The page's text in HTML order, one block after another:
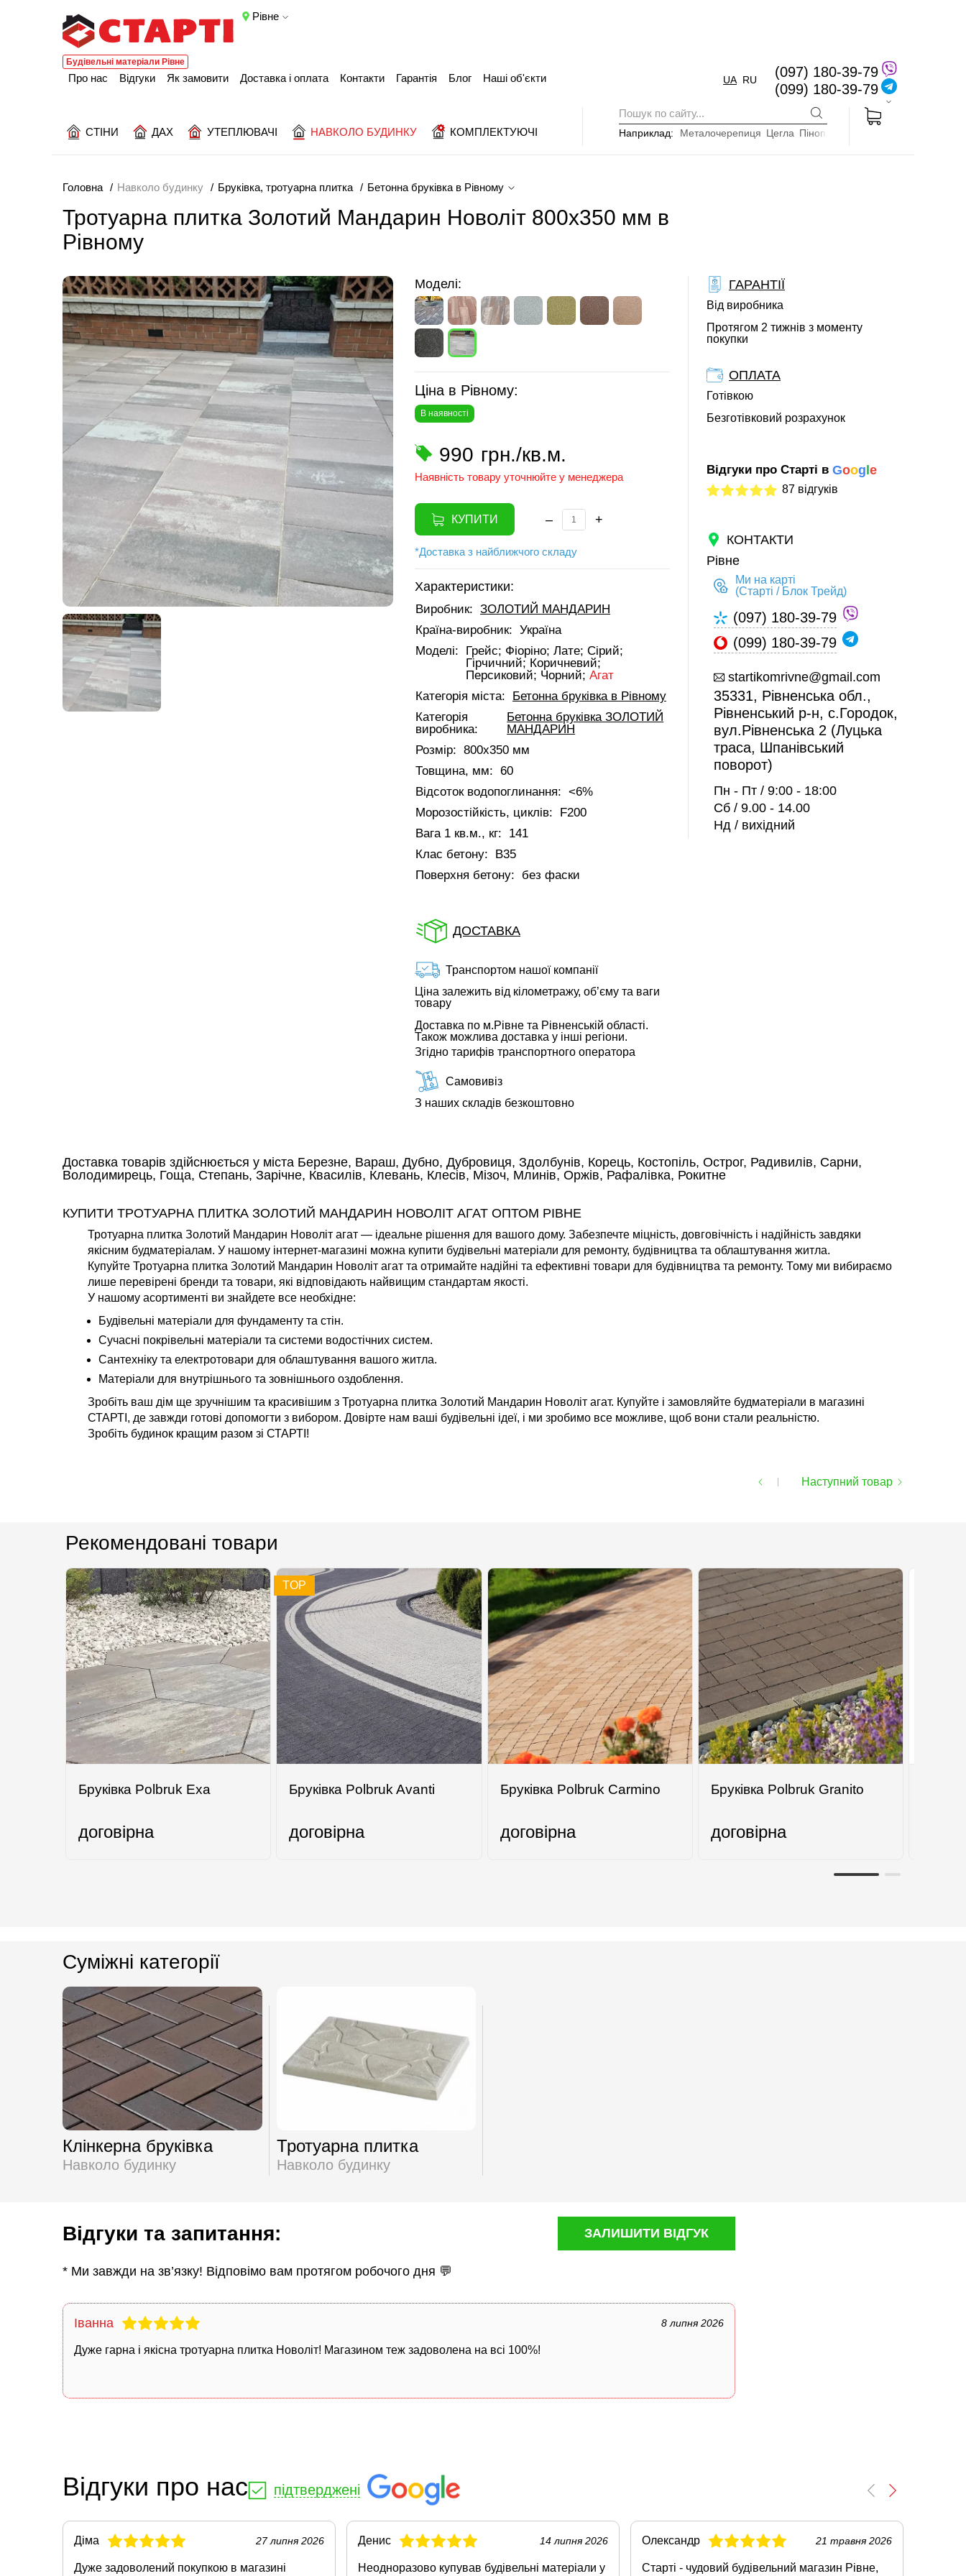
Рівне
Будівельні матеріали Рівне
Наприклад: Металочерепиця Цегла Пінопласт
СТІНИ ДАХ УТЕПЛЮВАЧІ НАВКОЛО БУДИНКУ КОМПЛЕКТУЮЧІ
(097) 180-39-79
(099) 180-39-79
Про нас Відгуки Як замовити Доставка і оплата Контакти Гарантія Блог Наші об'єкти UA RU
Головна Навколо будинку Бруківка, тротуарна плитка Бетонна бруківка в Рівному
Тротуарна плитка Золотий Мандарин Новоліт 800х350 мм в
Рівному
Моделі:
Ціна в Рівному:
В наявності
990 грн./кв.м.
Наявність товару уточнюйте у менеджера
КУПИТИ – +
*Доставка з найближчого складу
Характеристики:
Виробник: ЗОЛОТИЙ МАНДАРИН
Країна-виробник: Україна
Моделі:
Грейс; Фіоріно; Лате; Сірий;
Гірчичний; Коричневий;
Персиковий; Чорний; Агат
Категорія міста:
Бетонна бруківка в Рівному
Категорія
виробника:
Бетонна бруківка ЗОЛОТИЙ
МАНДАРИН
Розмір: 800х350 мм
Товщина, мм: 60
Відсоток водопоглинання: <6%
Морозостійкість, циклів:
F200
Вага 1 кв.м., кг:
141
Клас бетону:
В35
Поверхня бетону:
без фаски
ДОСТАВКА
Транспортом нашої компанії
Ціна залежить від кілометражу, об’єму та ваги
товару
Доставка по м.Рівне та Рівненській області.
Також можлива доставка у інші регіони.
Згідно тарифів транспортного оператора
Самовивіз
З наших складів безкоштовно
ГАРАНТІЇ
Від виробника
Протягом 2 тижнів з моменту
покупки
ОПЛАТА
Готівкою
Безготівковий розрахунок
Відгуки про Старті в Goog e
87 відгуків
КОНТАКТИ
Рівне
Ми на карті
(Старті / Блок Трейд)
(097) 180-39-79
(099) 180-39-79
startikomrivne@gmail.com
35331, Рівненська обл.,
Рівненський р-н, с.Городок,
вул.Рівненська 2 (Луцька
траса, Шпанівський
поворот)
Пн - Пт / 9:00 - 18:00
Сб / 9.00 - 14.00
Нд / вихідний
Доставка товарів здійснюється у міста Березне, Вараш, Дубно, Дубровиця, Здолбунів, Корець, Костопіль, Острог, Радивилів, Сарни,
Володимирець, Гоща, Степань, Зарічне, Квасилів, Клевань, Клесів, Мізоч, Млинів, Оржів, Рафалівка, Рокитне
КУПИТИ ТРОТУАРНА ПЛИТКА ЗОЛОТИЙ МАНДАРИН НОВОЛІТ АГАТ ОПТОМ РІВНЕ
Тротуарна плитка Золотий Мандарин Новоліт агат — ідеальне рішення для вашого дому. Забезпечте міцність, довговічність і надійність завдяки
якісним будматеріалам. У нашому інтернет-магазині можна купити будівельні матеріали для ремонту, будівництва та облаштування житла.
Купуйте Тротуарна плитка Золотий Мандарин Новоліт агат та отримайте надійні та ефективні товари для будівництва та ремонту. Тому ми вибираємо
лише перевірені бренди та товари, які відповідають найвищим стандартам якості.
У нашому асортименті ви знайдете все необхідне:
Будівельні матеріали для фундаменту та стін.
Сучасні покрівельні матеріали та системи водостічних систем.
Сантехніку та електротовари для облаштування вашого житла.
Матеріали для внутрішнього та зовнішнього оздоблення.
Зробіть ваш дім ще зручнішим та красивішим з Тротуарна плитка Золотий Мандарин Новоліт агат. Купуйте і замовляйте будматеріали в магазині
СТАРТІ, де завжди готові допомогти з вибором. Довірте нам ваші будівельні ідеї, і ми зробимо все можливе, щоб вони стали реальністю.
Зробіть будинок кращим разом зі СТАРТІ!
Наступний товар
Рекомендовані товари
Бруківка Polbruk Eха
договірна
TOP
Бруківка Polbruk Avanti
договірна
Бруківка Polbruk Сarmino
договірна
Бруківка Polbruk Granito
договірна
Суміжні категорії
Клінкерна бруківка
Навколо будинку
Тротуарна плитка
Навколо будинку
Відгуки та запитання: ЗАЛИШИТИ ВІДГУК
* Ми завжди на зв’язку! Відповімо вам протягом робочого дня 💬
Іванна 8 липня 2026
Дуже гарна і якісна тротуарна плитка Новоліт! Магазином теж задоволена на всі 100%!
Відгуки про нас підтверджені
Діма 27 липня 2026
Дуже задоволений покупкою в магазині
Денис 14 липня 2026
Неодноразово купував будівельні матеріали у
Олександр 21 травня 2026
Старті - чудовий будівельний магазин Рівне,